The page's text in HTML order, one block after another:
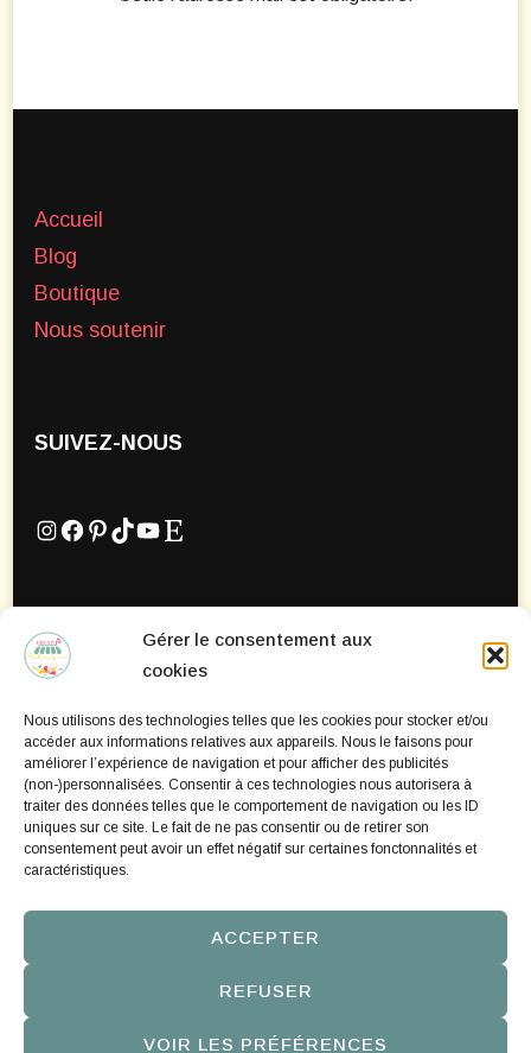
Gérer le consentement aux
cookies
Nous utilisons des technologies telles que les cookies pour stocker et/ou
accéder aux informations relatives aux appareils. Nous le faisons pour
améliorer l’expérience de navigation et pour afficher des publicités
(non-)personnalisées. Consentir à ces technologies nous autorisera à
traiter des données telles que le comportement de navigation ou les ID
uniques sur ce site. Le fait de ne pas consentir ou de retirer son
consentement peut avoir un effet négatif sur certaines fonctonnalités et
caractéristiques.
ACCEPTER
REFUSER
VOIR LES PRÉFÉRENCES
Accueil
Blog
Boutique
Nous soutenir
SUIVEZ-NOUS
Instagram
Facebook
Pinterest
TikTok
YouTube
Mentions Légales
Politique de cookies